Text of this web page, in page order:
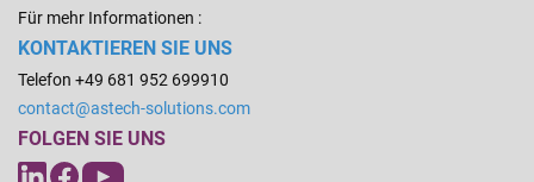
Für mehr Informationen :
KONTAKTIEREN SIE UNS
Telefon +49 681 952 699910
contact@astech-solutions.com
FOLGEN SIE UNS